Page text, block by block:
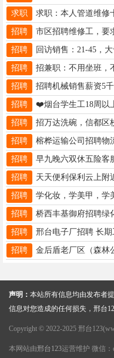
求职
招聘
招聘
招聘
招聘
招聘
招聘
招聘
招聘
招聘
招聘
招聘
招聘
招聘
声明： 本站所有信息均由发布者
信息对您造成的任何损失，邢台
Copyright © 2022-2025 邢台
本网站由邢台123运营维护 微信：